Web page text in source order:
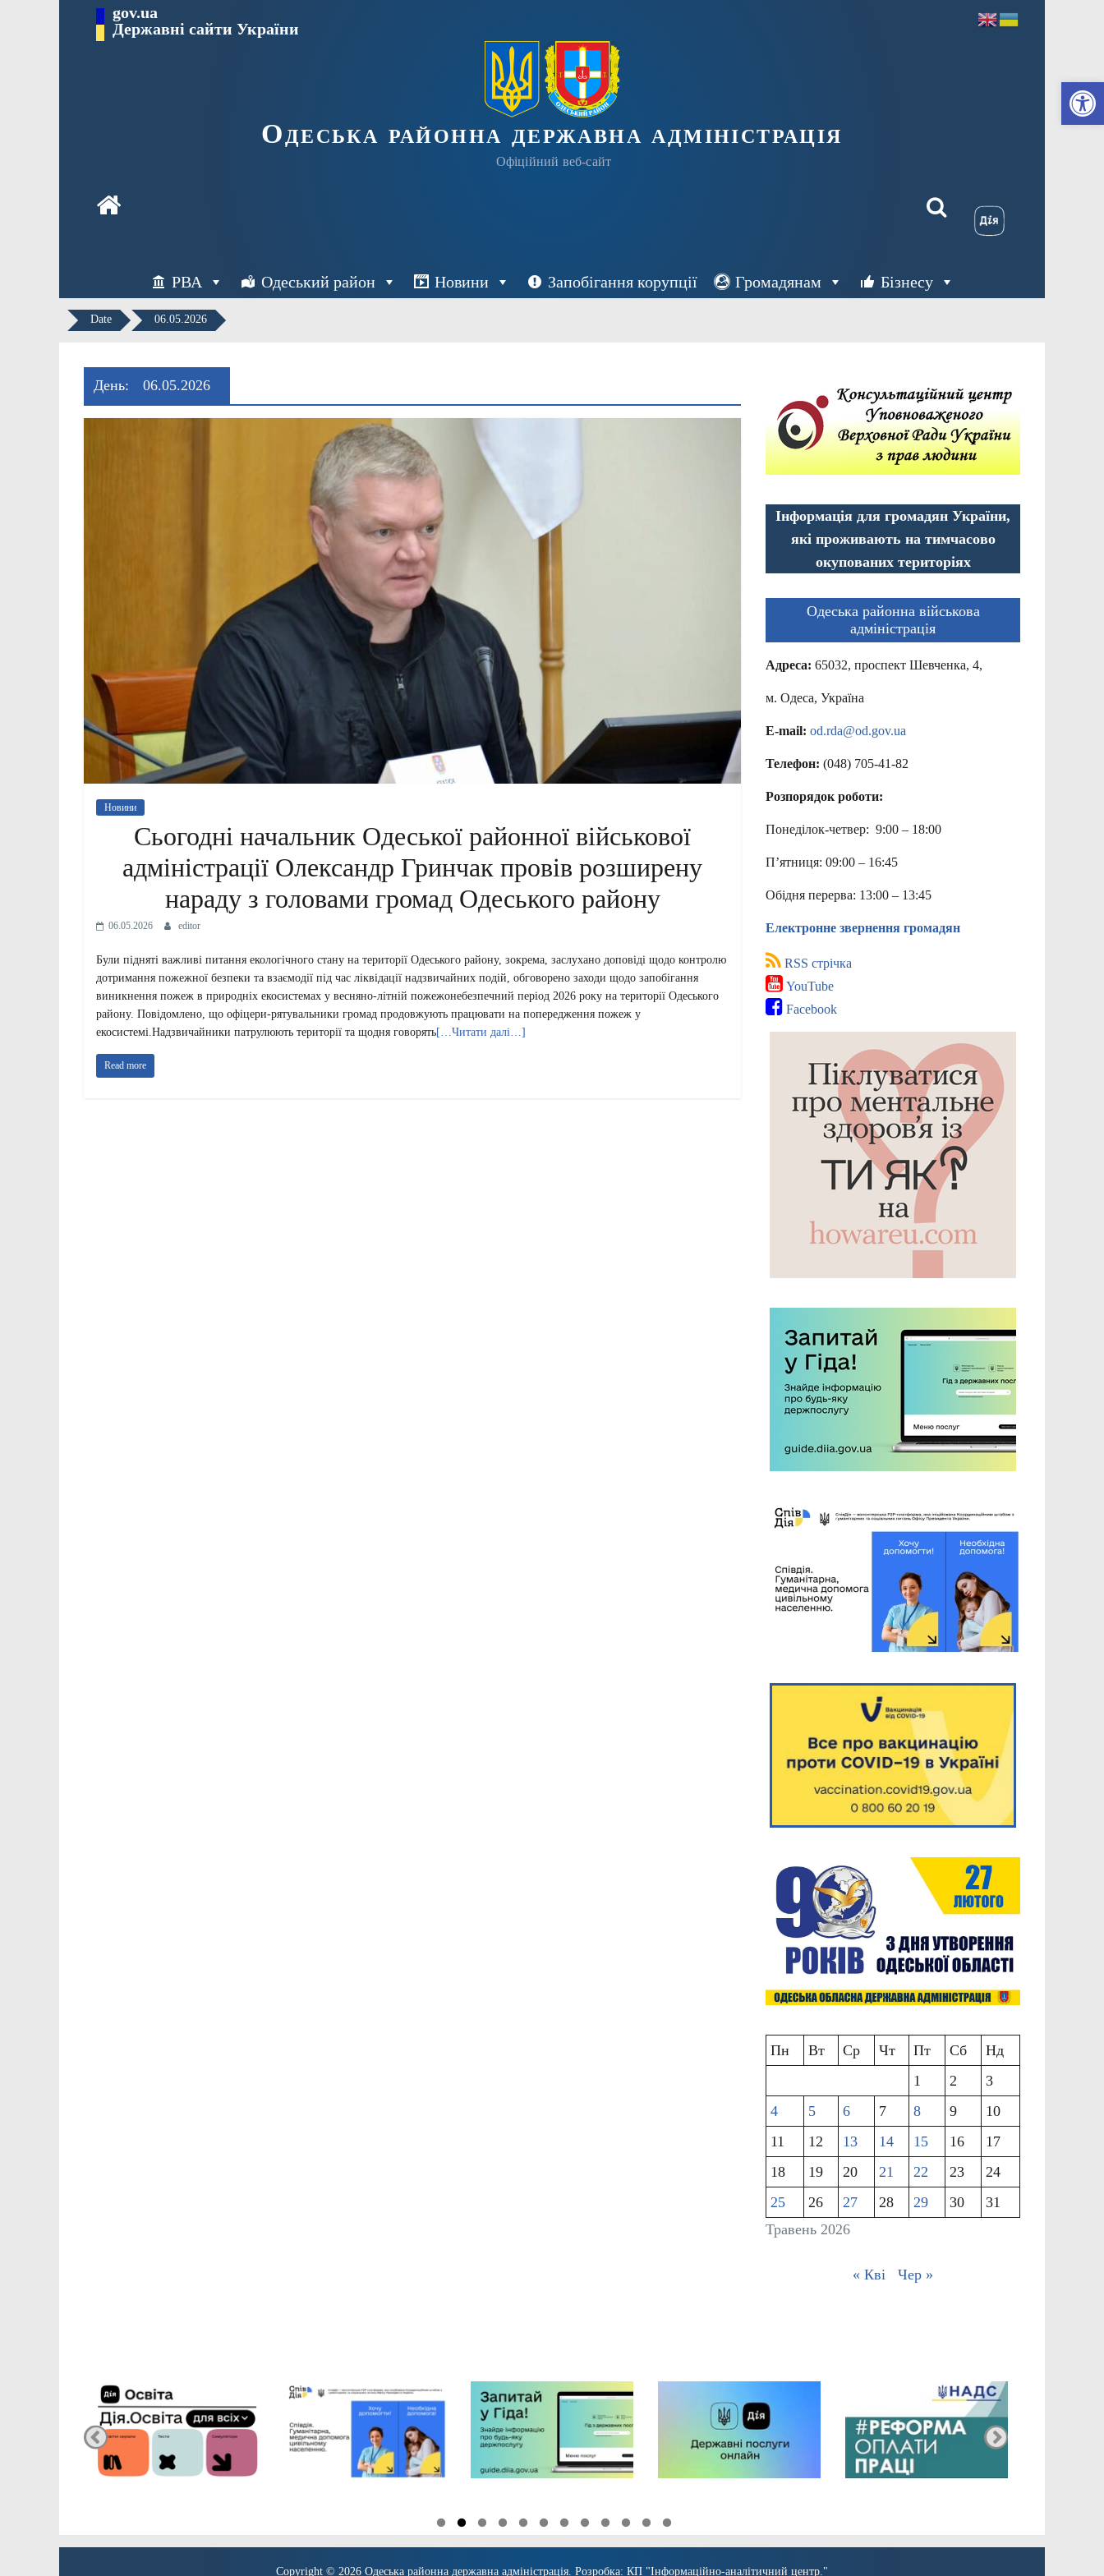
Перейти gov.ua
Державні сайти України
Одеська районна державна адміністрація
Офіційний веб-сайт
РВА Одеський район Новини Запобігання корупції Громадянам Бізнесу
Date 06.05.2026
День: 06.05.2026
Новини
Сьогодні начальник Одеської районної військової
адміністрації Олександр Гринчак провів розширену
нараду з головами громад Одеського району
06.05.2026 editor
Були підняті важливі питання екологічного стану на території Одеського району, зокрема, заслухано доповіді щодо контролю
дотримання пожежної безпеки та взаємодії під час ліквідації надзвичайних подій, обговорено заходи щодо запобігання
виникнення пожеж в природніх екосистемах у весняно-літній пожежонебезпечний період 2026 року на території Одеського
району. Повідомлено, що офіцери-рятувальники громад продовжують працювати на попередження пожеж у
екосистемі.Надзвичайники патрулюють території та щодня говорять[…Читати далі…]
Read more
Інформація для громадян України,
які проживають на тимчасово
окупованих територіях
Одеська районна військова
адміністрація
Адреса: 65032, проспект Шевченка, 4,
м. Одеса, Україна
E-mail: od.rda@od.gov.ua
Телефон: (048) 705-41-82
Розпорядок роботи:
Понеділок-четвер: 9:00 – 18:00
П’ятниця: 09:00 – 16:45
Обідня перерва: 13:00 – 13:45
Електронне звернення громадян
RSS стрічка
YouTube
Facebook
Травень 2026
Пн Вт Ср Чт Пт Сб
Нд
1
2
3
4
5 6 7 8 9
10
11
12 13 14 15 16
17
18
19 20 21 22 23
24
25
26 27 28 29 30 31
« Кві Чер »
Copyright © 2026 Одеська районна державна адміністрація . Розробка: КП "Інформаційно-аналітичний центр."